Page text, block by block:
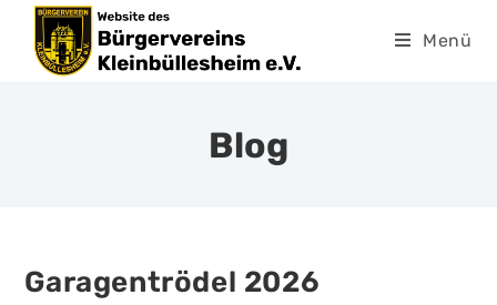
Menü
Blog
Garagentrödel 2026